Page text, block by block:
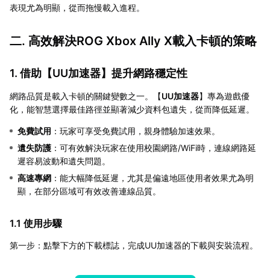
表現尤為明顯，從而拖慢載入進程。
二. 高效解決ROG Xbox Ally X載入卡頓的策略
1. 借助【UU加速器】提升網路穩定性
網路品質是載入卡頓的關鍵變數之一。【UU加速器】專為遊戲優
化，能智慧選擇最佳路徑並顯著減少資料包遺失，從而降低延遲。
免費試用 ：玩家可享受免費試用，親身體驗加速效果。
遺失防護 ：可有效解決玩家在使用校園網路/WiFi時，連線網路延
遲容易波動和遺失問題。
高速專網 ：能大幅降低延遲，尤其是偏遠地區使用者效果尤為明
顯，在部分區域可有效改善連線品質。
1.1 使用步驟
第一步：點擊下方的下載標誌，完成UU加速器的下載與安裝流程。